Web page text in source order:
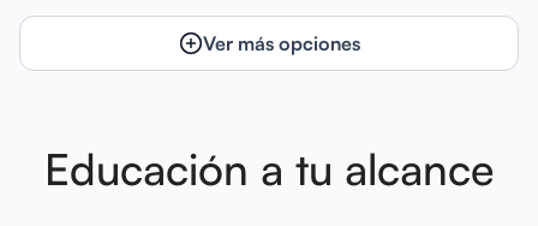
Ver más opciones
Educación a tu alcance